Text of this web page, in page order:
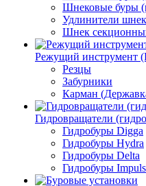
Шнековые буры
Удлинители
Шнек
Режущий инструмент
Резцы
Забурники
Карман
Гидровращатели
Гидробуры Digga
Гидробуры Hydra
Гидробуры Delta
Гидробуры